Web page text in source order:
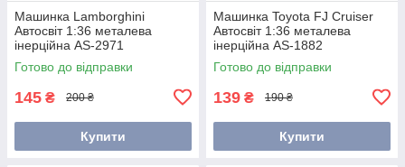
Машинка Lamborghini
Автосвіт 1:36 металева
інерційна AS-2971
Готово до відправки
145 ₴ 200 ₴
Купити
Машинка Toyota FJ Cruiser
Автосвіт 1:36 металева
інерційна AS-1882
Готово до відправки
139 ₴ 190 ₴
Купити